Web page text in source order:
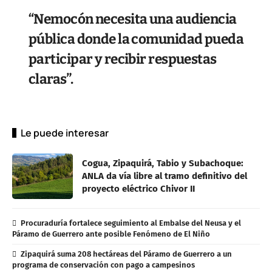
“Nemocón necesita una audiencia
pública donde la comunidad pueda
participar y recibir respuestas
claras”.
Le puede interesar
Cogua, Zipaquirá, Tabio y Subachoque:
ANLA da vía libre al tramo definitivo del
proyecto eléctrico Chivor II
Procuraduría fortalece seguimiento al Embalse del Neusa y el
Páramo de Guerrero ante posible Fenómeno de El Niño
Zipaquirá suma 208 hectáreas del Páramo de Guerrero a un
programa de conservación con pago a campesinos